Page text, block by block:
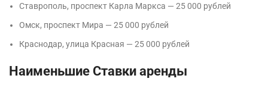
Ставрополь, проспект Карла Маркса — 25 000 рублей
Омск, проспект Мира — 25 000 рублей
Краснодар, улица Красная — 25 000 рублей
Наименьшие Ставки аренды